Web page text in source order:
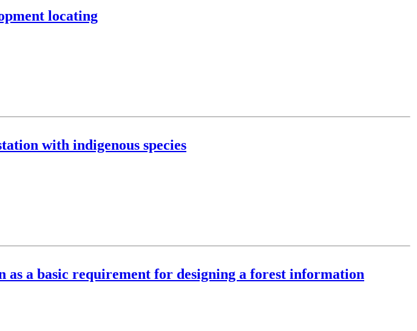
locating
with indigenous species
a basic requirement for designing a forest information